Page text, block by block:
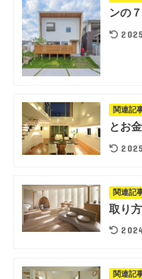
ンの
関連記
とお
関連記
取り
関連記